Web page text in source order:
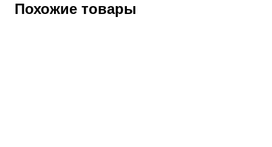
Похожие товары